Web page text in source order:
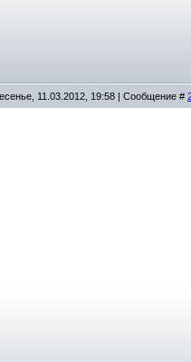
11.03.2012, 19:58 | Сообщение #